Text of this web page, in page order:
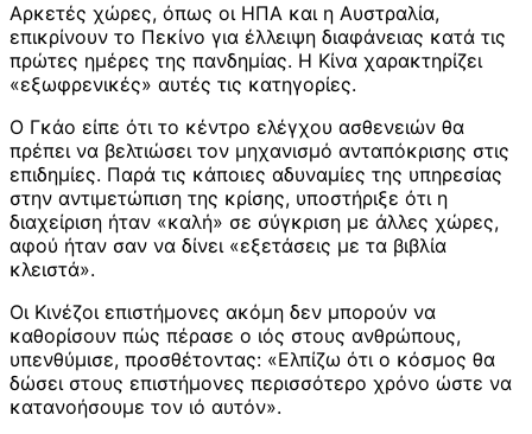
Αρκετές χώρες, όπως οι ΗΠΑ και η Αυστραλία,
επικρίνουν το Πεκίνο για έλλειψη διαφάνειας κατά τις
πρώτες ημέρες της πανδημίας. Η Κίνα χαρακτηρίζει
«εξωφρενικές» αυτές τις κατηγορίες.
Ο Γκάο είπε ότι το κέντρο ελέγχου ασθενειών θα
πρέπει να βελτιώσει τον μηχανισμό ανταπόκρισης στις
επιδημίες. Παρά τις κάποιες αδυναμίες της υπηρεσίας
στην αντιμετώπιση της κρίσης, υποστήριξε ότι η
διαχείριση ήταν «καλή» σε σύγκριση με άλλες χώρες,
αφού ήταν σαν να δίνει «εξετάσεις με τα βιβλία
κλειστά».
Οι Κινέζοι επιστήμονες ακόμη δεν μπορούν να
καθορίσουν πώς πέρασε ο ιός στους ανθρώπους,
υπενθύμισε, προσθέτοντας: «Ελπίζω ότι ο κόσμος θα
δώσει στους επιστήμονες περισσότερο χρόνο ώστε να
κατανοήσουμε τον ιό αυτόν».